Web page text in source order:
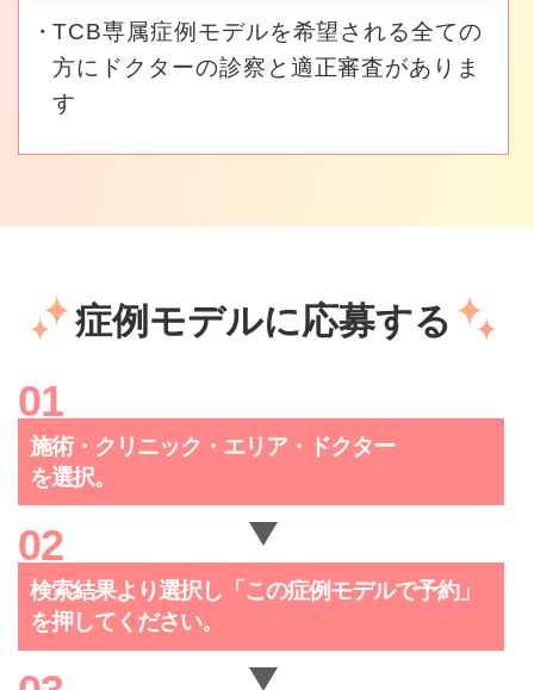
TCB専属症例モデルを希望される全ての
方にドクターの診察と適正審査がありま
す
症例モデルに応募する
施術・クリニック・ エリア・ドクター
を選択。
検索結果より選択し「この症例モデルで予約」
を押してください。